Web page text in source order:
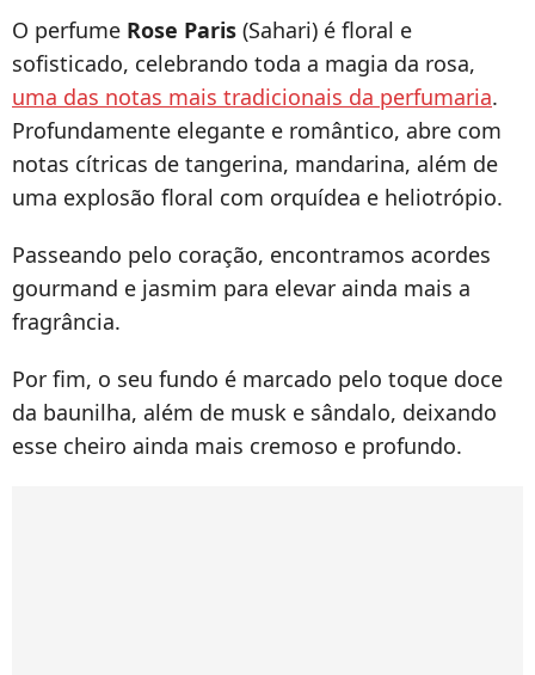
O perfume Rose Paris (Sahari) é floral e
sofisticado, celebrando toda a magia da rosa,
uma das notas mais tradicionais da perfumaria.
Profundamente elegante e romântico, abre com
notas cítricas de tangerina, mandarina, além de
uma explosão floral com orquídea e heliotrópio.
Passeando pelo coração, encontramos acordes
gourmand e jasmim para elevar ainda mais a
fragrância.
Por fim, o seu fundo é marcado pelo toque doce
da baunilha, além de musk e sândalo, deixando
esse cheiro ainda mais cremoso e profundo.